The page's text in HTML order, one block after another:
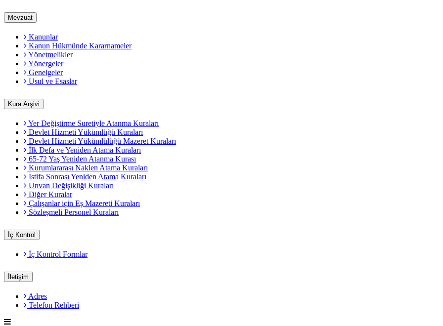
Mevzuat
Kanunlar
Kanun Hükmünde Kararnameler
Yönetmelikler
Yönergeler
Genelgeler
Usul ve Esaslar
Kura Arşivi
Yer Değiştirme Suretiyle Atanma Kuraları
Devlet Hizmeti Yükümlüğü Kuraları
Devlet Hizmeti Yükümlülüğü Mazeret Kuraları
İlk Defa ve Yeniden Atama Kuraları
65-72 Yaş Yeniden Atanma Kurası
Kurumlararası Naklen Atama Kuraları
İstifa Sonrası Yeniden Atama Kuraları
Unvan Değişikliği Kuraları
Diğer Kuralar
Çalışanlar için Eş Mazereti Kuraları
Sözleşmeli Personel Kuraları
İç Kontrol
İç Kontrol Formlar
İletişim
Adres
Telefon Rehberi